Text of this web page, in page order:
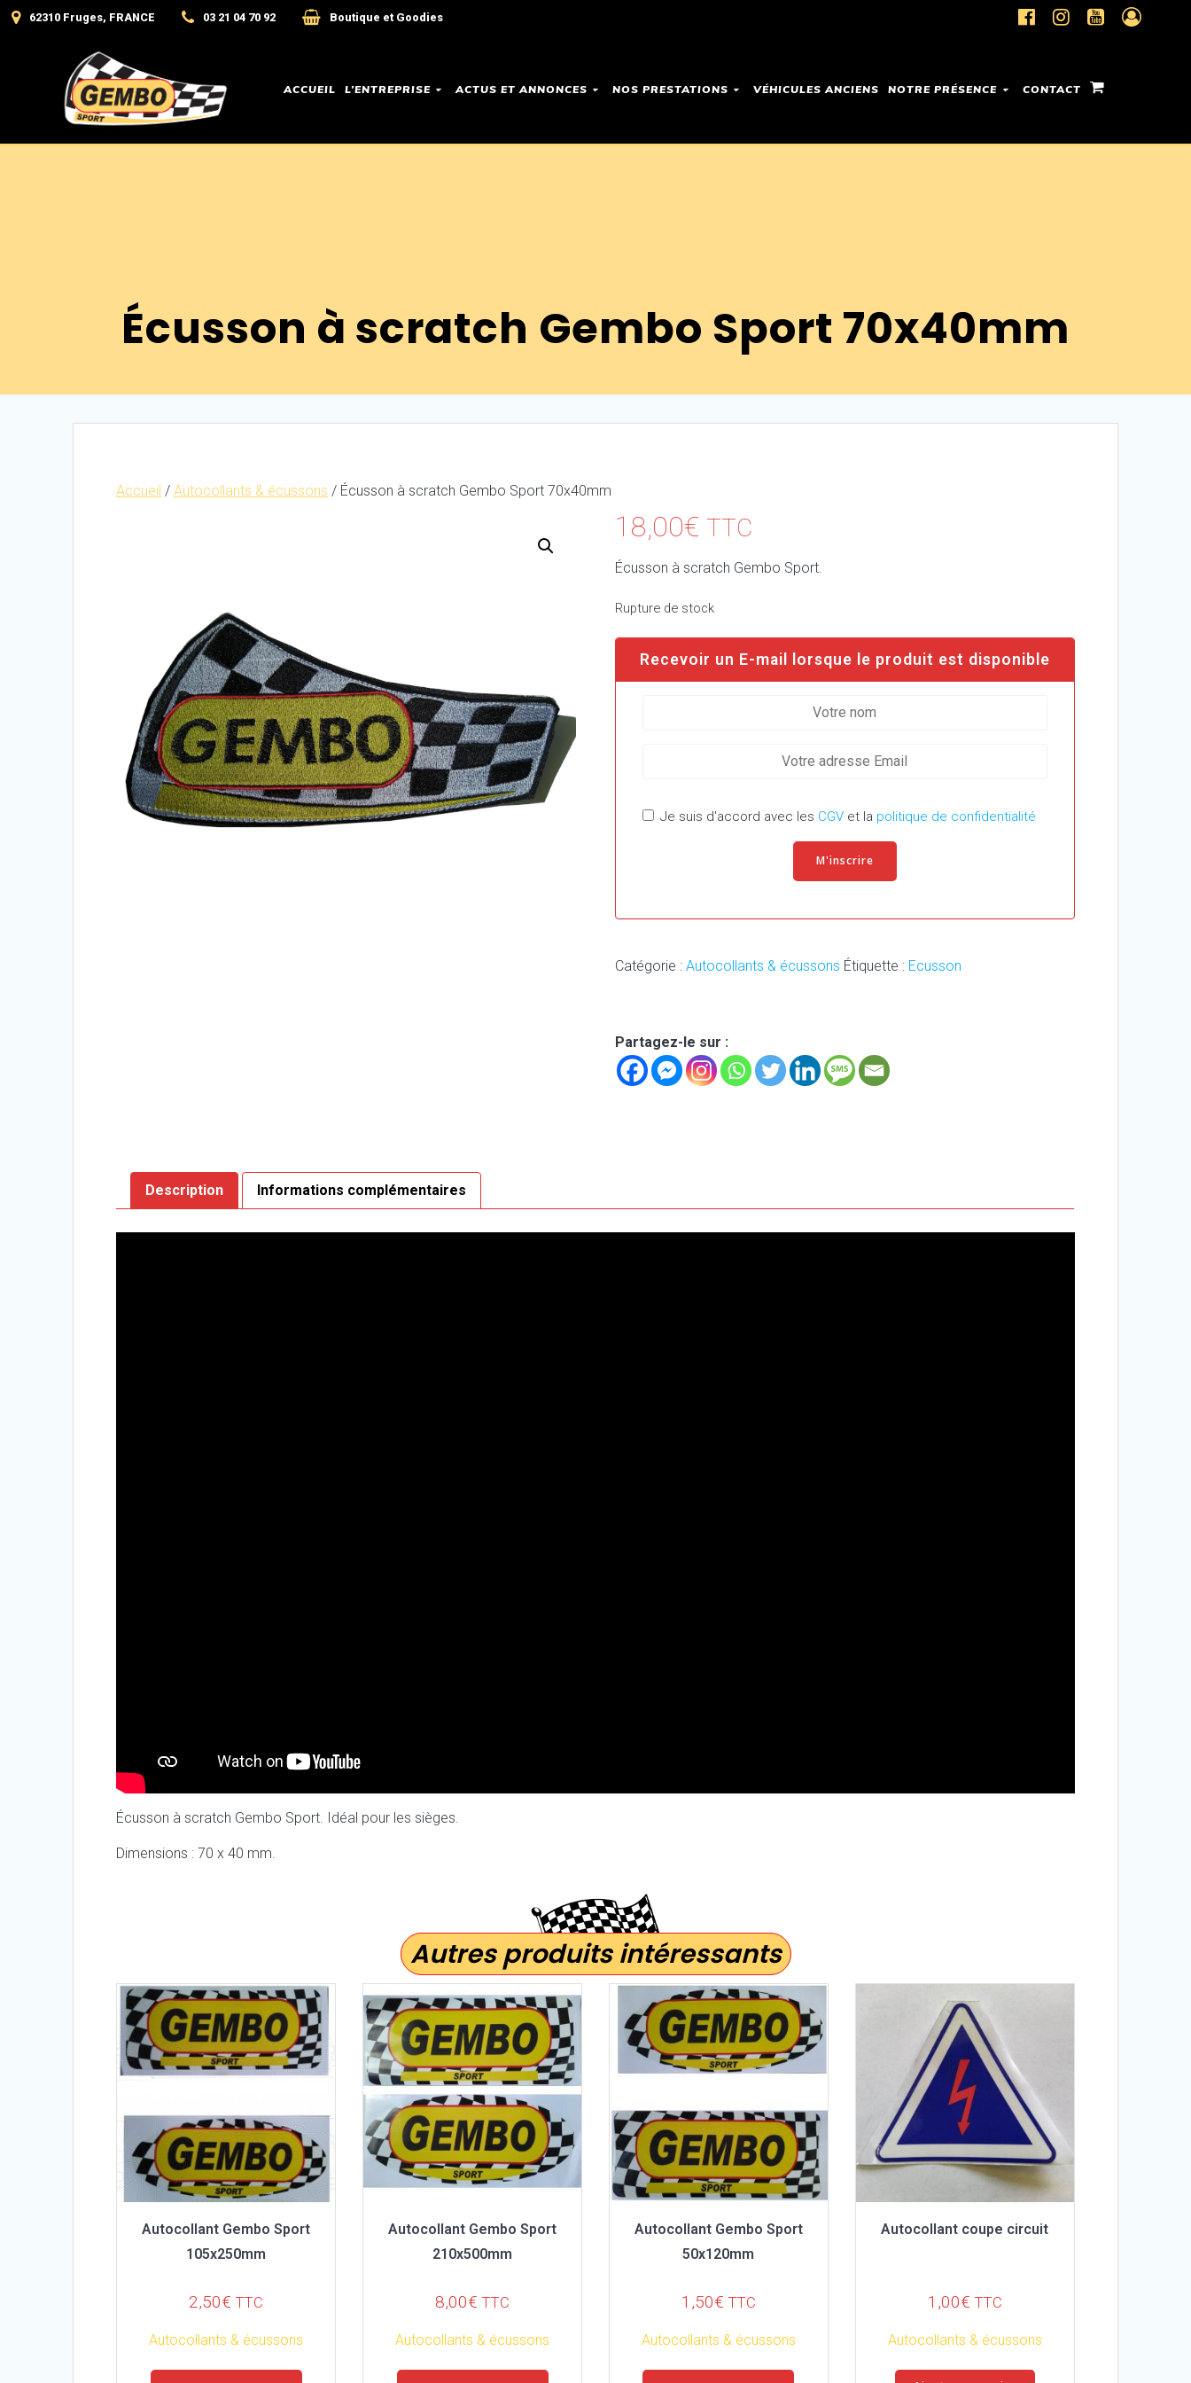
62310 Fruges, FRANCE 03 21 04 70 92 Boutique et Goodies
ACCUEIL L’ENTREPRISE ACTUS ET ANNONCES NOS PRESTATIONS VÉHICULES ANCIENS NOTRE PRÉSENCE CONTACT
Écusson à scratch Gembo Sport 70x40mm
Accueil /Autocollants & écussons / Écusson à scratch Gembo Sport 70x40mm
18,00€ TTC
Écusson à scratch Gembo Sport.
Rupture de stock
Recevoir un E-mail lorsque le produit est disponible
Je suis d'accord avec les CGVet la politique de confidentialité
Catégorie : Autocollants & écussons Étiquette : Ecusson
Partagez-le sur :
Description Informations complémentaires
Écusson à scratch Gembo Sport. Idéal pour les sièges.
Dimensions : 70 x 40 mm.
Autres produits intéressants
Autocollant Gembo Sport
105x250mm
2,50€ TTC
Autocollants & écussons
Ce
Autocollant Gembo Sport
210x500mm
8,00€ TTC
Autocollants & écussons
Ce
Autocollant Gembo Sport
50x120mm
1,50€ TTC
Autocollants & écussons
Ce
Autocollant coupe circuit
1,00€ TTC
Autocollants & écussons